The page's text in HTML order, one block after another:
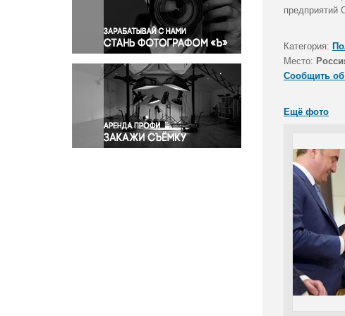
Правосудие
Происшествия и конфликты
Религия
Светская жизнь
Спорт
Экология
Экономика и бизнес
предприятий
Категория:
Место:
Сообщить
Ещё фото